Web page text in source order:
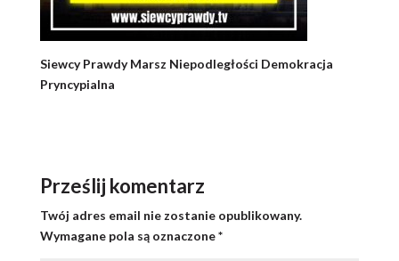
Siewcy Prawdy Marsz Niepodległości Demokracja
Pryncypialna
Prześlij komentarz
Twój adres email nie zostanie opublikowany.
Wymagane pola są oznaczone*